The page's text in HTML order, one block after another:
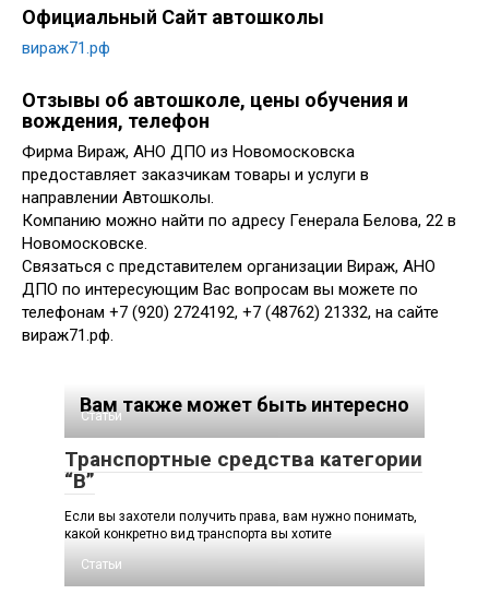
Официальный Сайт автошколы
вираж71.рф
Отзывы об автошколе, цены обучения и
вождения, телефон
Фирма Вираж, АНО ДПО из Новомосковска
предоставляет заказчикам товары и услуги в
направлении Автошколы.
Компанию можно найти по адресу Генерала Белова, 22 в
Новомосковске.
Связаться с представителем организации Вираж, АНО
ДПО по интересующим Вас вопросам вы можете по
телефонам +7 (920) 2724192, +7 (48762) 21332, на сайте
вираж71.рф.
Вам также может быть интересно
Статьи
Транспортные средства категории
“В”
Если вы захотели получить права, вам нужно понимать,
какой конкретно вид транспорта вы хотите
Статьи